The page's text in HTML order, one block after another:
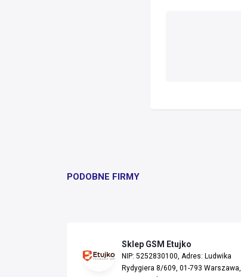
PODOBNE FIRMY
Sklep GSM Etujko
NIP: 5252830100, Adres: Ludwika
Rydygiera 8/609, 01-793 Warszawa,